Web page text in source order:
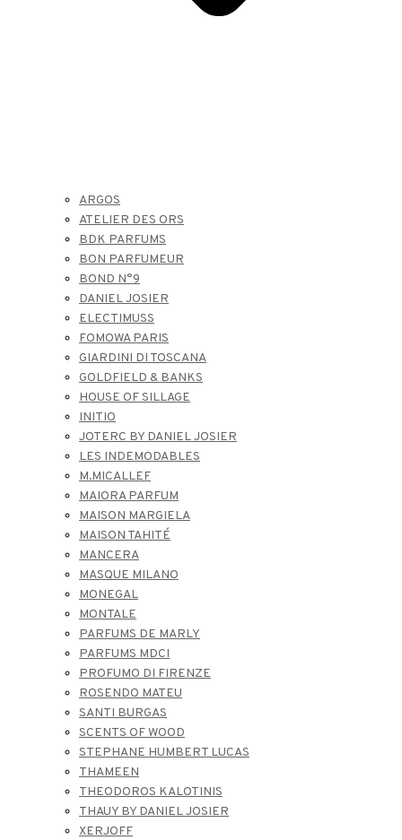
ARGOS
ATELIER DES ORS
BDK PARFUMS
BON PARFUMEUR
BOND N°9
DANIEL JOSIER
ELECTIMUSS
FOMOWA PARIS
GIARDINI DI TOSCANA
GOLDFIELD & BANKS
HOUSE OF SILLAGE
INITIO
JOTERC BY DANIEL JOSIER
LES INDEMODABLES
M.MICALLEF
MAIORA PARFUM
MAISON MARGIELA
MAISON TAHITÉ
MANCERA
MASQUE MILANO
MONEGAL
MONTALE
PARFUMS DE MARLY
PARFUMS MDCI
PROFUMO DI FIRENZE
ROSENDO MATEU
SANTI BURGAS
SCENTS OF WOOD
STEPHANE HUMBERT LUCAS
THAMEEN
THEODOROS KALOTINIS
THAUY BY DANIEL JOSIER
XERJOFF